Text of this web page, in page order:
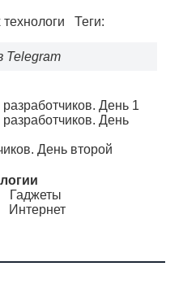
Теги:
Telegram
День 1
День
День второй
Гаджеты
Интернет